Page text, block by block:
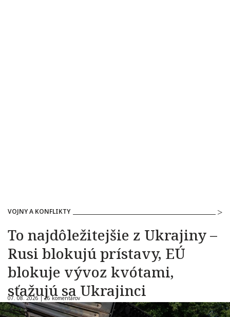
VOJNY A KONFLIKTY
To najdôležitejšie z Ukrajiny –
Rusi blokujú prístavy, EÚ
blokuje vývoz kvótami,
sťažujú sa Ukrajinci
07. 08. 2026 |26 komentárov